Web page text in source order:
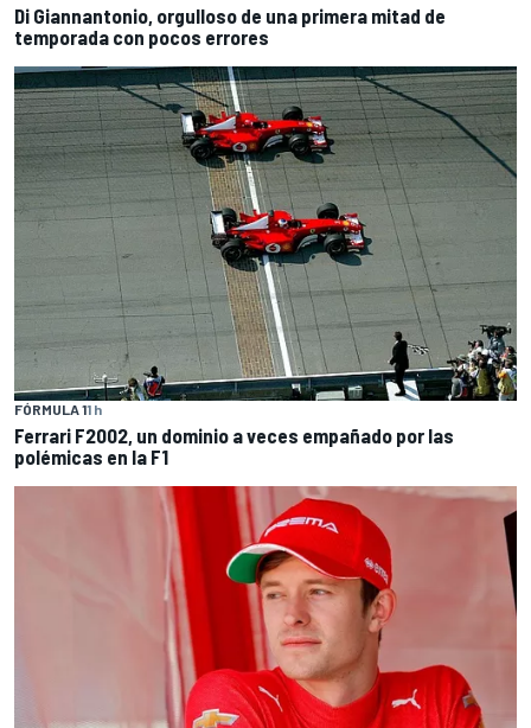
Di Giannantonio, orgulloso de una primera mitad de
temporada con pocos errores
FÓRMULA 11 h
Ferrari F2002, un dominio a veces empañado por las
polémicas en la F1